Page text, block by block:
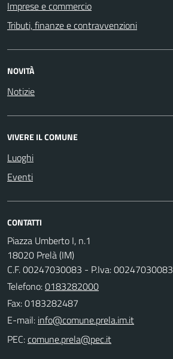
Imprese e commercio
Tributi, finanze e contravvenzioni
NOVITÀ
Notizie
VIVERE IL COMUNE
Luoghi
Eventi
CONTATTI
Piazza Umberto I, n.1
18020 Prelà (IM)
C.F. 00247030083 - P.Iva: 00247030083
Telefono:0183282000
Fax: 0183282487
E-mail:
PEC: